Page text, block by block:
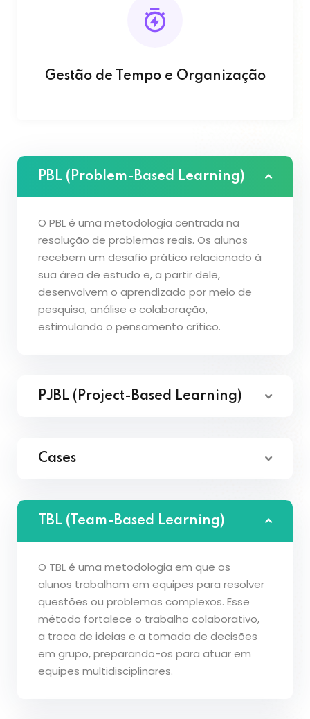
Gestão de Tempo e Organização
PBL (Problem-Based Learning)
O PBL é uma metodologia centrada na
resolução de problemas reais. Os alunos
recebem um desafio prático relacionado à
sua área de estudo e, a partir dele,
desenvolvem o aprendizado por meio de
pesquisa, análise e colaboração,
estimulando o pensamento crítico.
PJBL (Project-Based Learning)
Cases
TBL (Team-Based Learning)
O TBL é uma metodologia em que os
alunos trabalham em equipes para resolver
questões ou problemas complexos. Esse
método fortalece o trabalho colaborativo,
a troca de ideias e a tomada de decisões
em grupo, preparando-os para atuar em
equipes multidisciplinares.